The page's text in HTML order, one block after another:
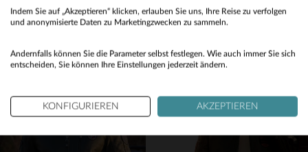
ALLE JAHRESZEITEN ALLE JAHRESZEITEN
No
Yes
Indem Sie auf „Akzeptieren“ klicken, erlauben Sie uns, Ihre Reise zu verfolgen
und anonymisierte Daten zu Marketingzwecken zu sammeln.
Andernfalls können Sie die Parameter selbst festlegen. Wie auch immer Sie sich
entscheiden, Sie können Ihre Einstellungen jederzeit ändern.
KONFIGURIEREN AKZEPTIEREN